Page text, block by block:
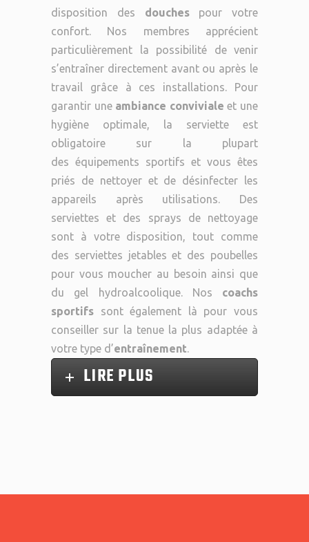
disposition des douchespour votre
confort. Nos membres apprécient
particulièrement la possibilité de venir
s’entraîner directement avant ou après le
travail grâce à ces installations. Pour
garantir une ambiance conviviale et une
hygiène optimale, la serviette est
obligatoire sur la plupart
des équipements sportifs et vous êtes
priés de nettoyer et de désinfecter les
appareils après utilisations. Des
serviettes et des sprays de nettoyage
sont à votre disposition, tout comme
des serviettes jetables et des poubelles
pour vous moucher au besoin ainsi que
du gel hydroalcoolique. Nos coachs
sportifs sont également là pour vous
conseiller sur la tenue la plus adaptée à
votre type d’entraînement.
LIRE PLUS